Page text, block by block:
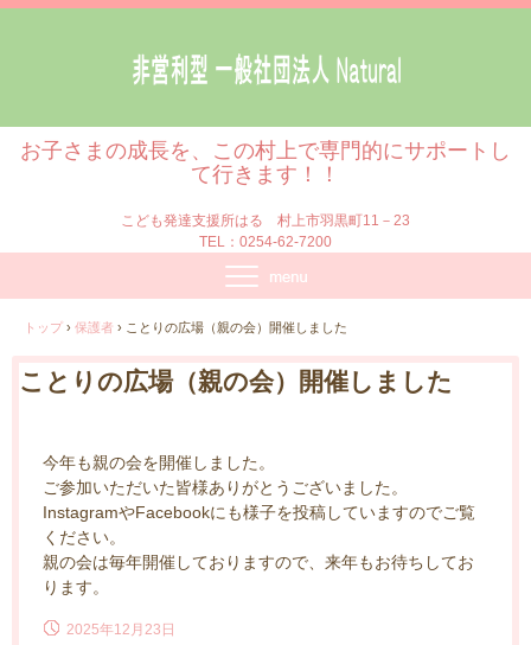
お子さまの成長を、この村上で専門的にサポートし
て行きます！！
こども発達支援所はる 村上市羽黒町11－23
TEL：0254-62-7200
トップ › 保護者 › ことりの広場（親の会）開催しました
ことりの広場（親の会）開催しました
今年も親の会を開催しました。
ご参加いただいた皆様ありがとうございました。
InstagramやFacebookにも様子を投稿していますのでご覧
ください。
親の会は毎年開催しておりますので、来年もお待ちしてお
ります。
2025年12月23日